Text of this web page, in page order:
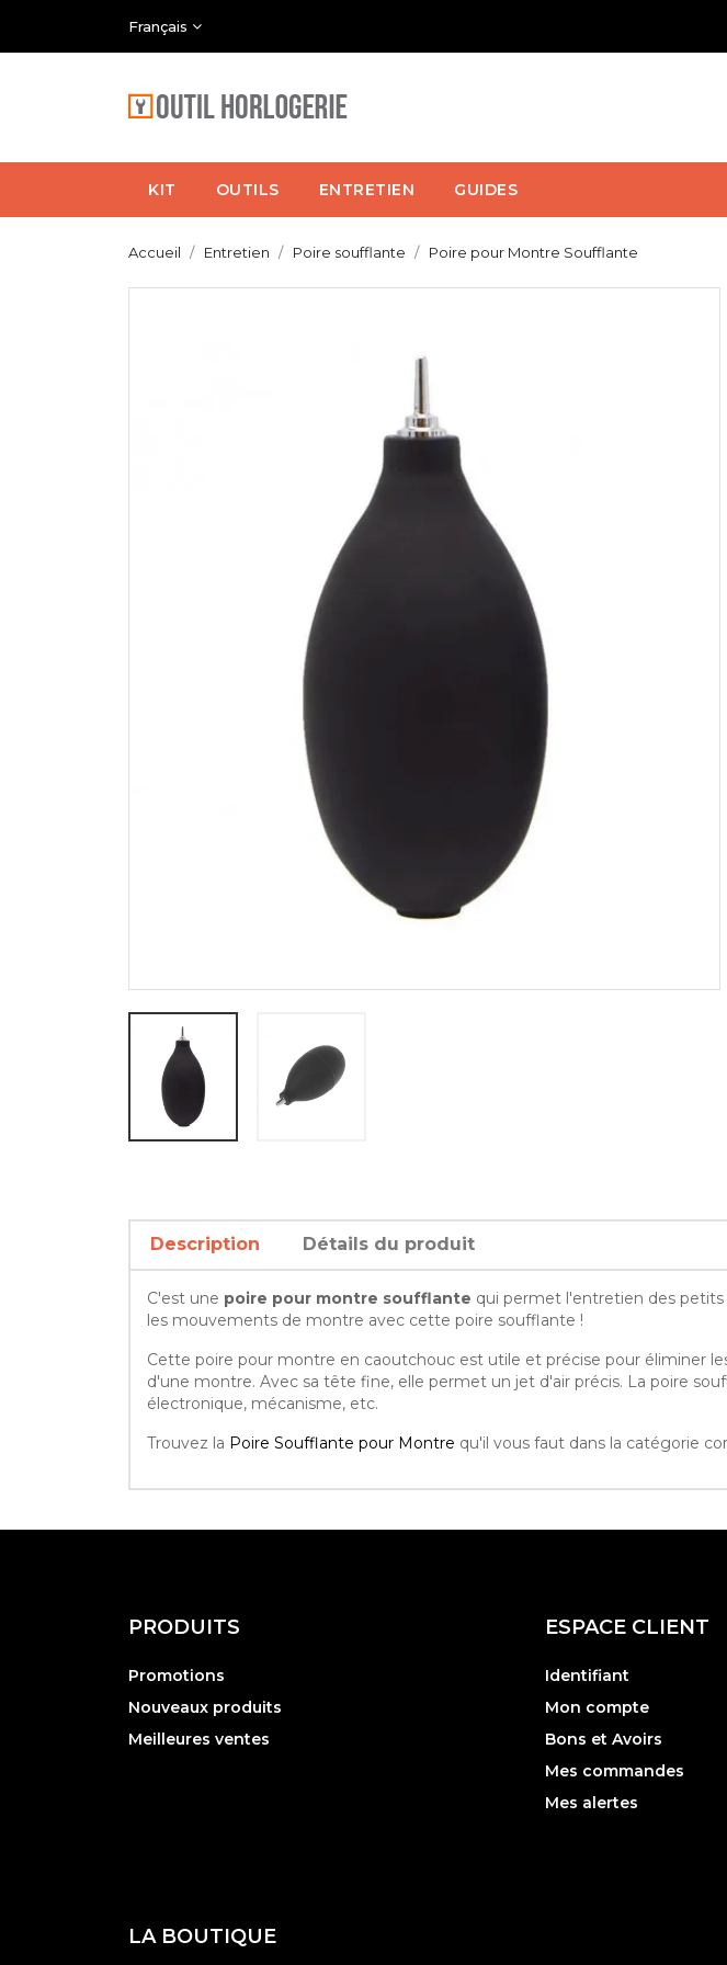
Français
KIT OUTILS ENTRETIEN GUIDES
Accueil Entretien Poire soufflante Poire pour Montre Soufflante
Description Détails du produit
C'est une poire pour montre soufflante qui permet l'entretien des petits
les mouvements de montre avec cette poire soufflante !
Cette poire pour montre en caoutchouc est utile et précise pour éliminer
d'une montre. Avec sa tête fine, elle permet un jet d'air précis. La poire
électronique, mécanisme, etc.
Trouvez la Poire Soufflante pour Montre qu'il vous faut dans la catégorie
PRODUITS
Promotions
Nouveaux produits
Meilleures ventes
ESPACE CLIENT
Identifiant
Mon compte
Bons et Avoirs
Mes commandes
Mes alertes
LA BOUTIQUE